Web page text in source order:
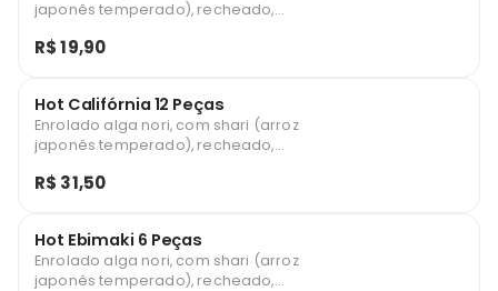
japonês temperado), recheado,
frito (Manga, Pepino Japonês e Kani)
R$ 19,90
Hot Califórnia 12 Peças
Enrolado alga nori, com shari (arroz
japonês temperado), recheado,
frito (Manga, Pepino Japonês e Kani)
R$ 31,50
Hot Ebimaki 6 Peças
Enrolado alga nori, com shari (arroz
japonês temperado), recheado,